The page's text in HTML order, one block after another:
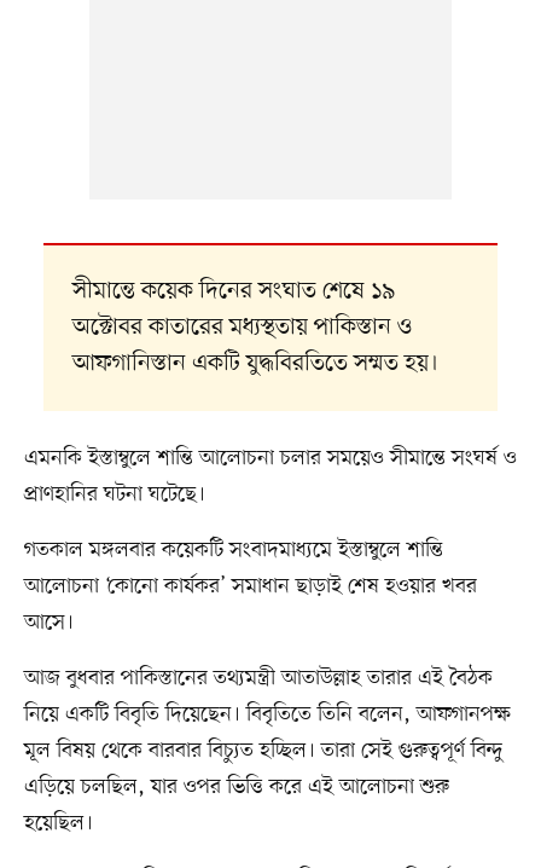
সীমান্তে কয়েক দিনের সংঘাত শেষে ১৯
অক্টোবর কাতারের মধ্যস্থতায় পাকিস্তান ও
আফগানিস্তান একটি যুদ্ধবিরতিতে সম্মত হয়।
এমনকি ইস্তাম্বুলে শান্তি আলোচনা চলার সময়েও সীমান্তে সংঘর্ষ ও
প্রাণহানির ঘটনা ঘটেছে।
গতকাল মঙ্গলবার কয়েকটি সংবাদমাধ্যমে ইস্তাম্বুলে শান্তি
আলোচনা ‘কোনো কার্যকর’ সমাধান ছাড়াই শেষ হওয়ার খবর
আসে।
আজ বুধবার পাকিস্তানের তথ্যমন্ত্রী আতাউল্লাহ তারার এই বৈঠক
নিয়ে একটি বিবৃতি দিয়েছেন। বিবৃতিতে তিনি বলেন, আফগানপক্ষ
মূল বিষয় থেকে বারবার বিচ্যুত হচ্ছিল। তারা সেই গুরুত্বপূর্ণ বিন্দু
এড়িয়ে চলছিল, যার ওপর ভিত্তি করে এই আলোচনা শুরু
হয়েছিল।